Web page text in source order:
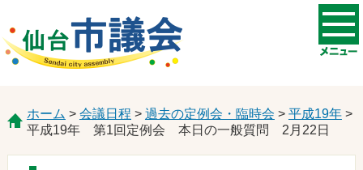
ホーム > 会議日程 > 過去の定例会・臨時会 > 平成19年>
平成19年 第1回定例会 本日の一般質問 2月22日